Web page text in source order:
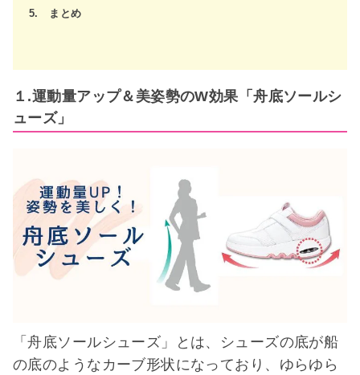
5. まとめ
１.運動量アップ＆美姿勢のW効果「舟底ソールシ
ューズ」
「舟底ソールシューズ」とは、シューズの底が船
の底のようなカーブ形状になっており、ゆらゆら